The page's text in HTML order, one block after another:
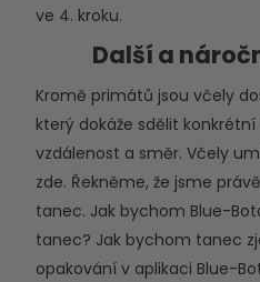
ve 4. kroku.
Další a
Kromě primátů jsou včely
který dokáže sdělit
vzdálenost a směr. Včely
zde. Řekněme, že jsme
tanec. Jak bychom Blue-
tanec? Jak bychom tanec
opakování v aplikaci Blue-